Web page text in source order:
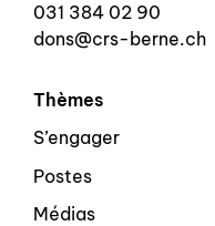
031 384 02 90
dons@crs-berne.ch
Thèmes
S’engager
Postes
Médias